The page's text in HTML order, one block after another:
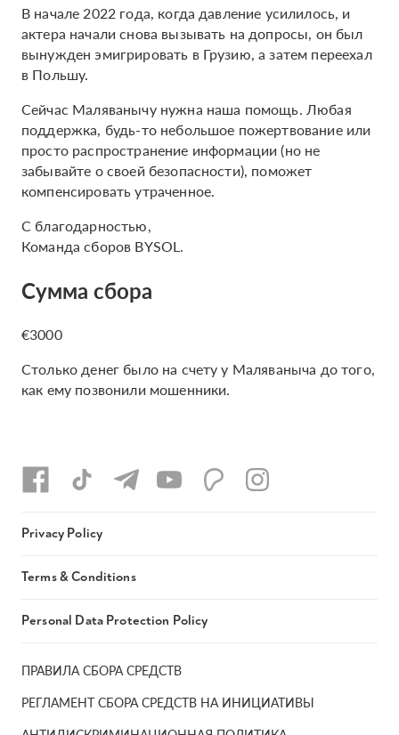
В начале 2022 года, когда давление усилилось, и
актера начали снова вызывать на допросы, он был
вынужден эмигрировать в Грузию, а затем переехал
в Польшу.
Сейчас Маляванычу нужна наша помощь. Любая
поддержка, будь-то небольшое пожертвование или
просто распространение информации (но не
забывайте о своей безопасности), поможет
компенсировать утраченное.
С благодарностью,
Команда сборов BYSOL.
Сумма сбора
€3000
Столько денег было на счету у Маляваныча до того,
как ему позвонили мошенники.
ПРАВИЛА СБОРА СРЕДСТВ
РЕГЛАМЕНТ СБОРА СРЕДСТВ НА ИНИЦИАТИВЫ
Privacy Policy
Terms & Conditions
Personal Data Protection Policy